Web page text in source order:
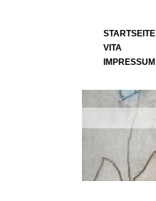
STARTSEITE
VITA
IMPRESSUM